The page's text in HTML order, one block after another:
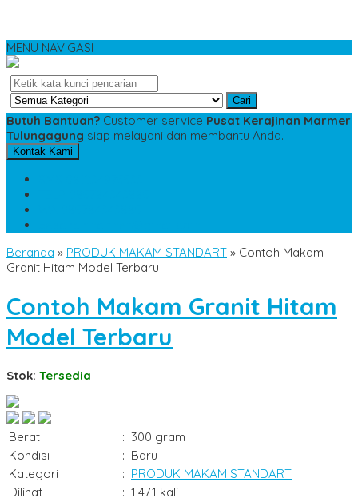
MENU NAVIGASI
Cari
Butuh Bantuan? Customer service Pusat Kerajinan Marmer
Tulungagung siap melayani dan membantu Anda.
Kontak Kami
Beranda » PRODUK MAKAM STANDART » Contoh Makam
Granit Hitam Model Terbaru
Contoh Makam Granit Hitam
Model Terbaru
Stok: Tersedia
Berat : 300 gram
Kondisi
: Baru
Kategori
: PRODUK MAKAM STANDART
Dilihat
: 1.471 kali